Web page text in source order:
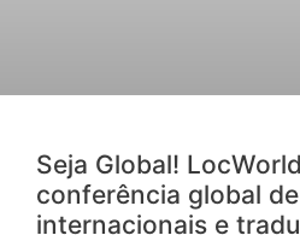
Seja Global!
conferência global
internacionais e